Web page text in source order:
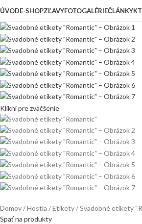
ÚVODE-SHOPZĽAVYFOTOGALÉRIEČLÁNKY
Klikni pre zväčšenie
Domov Hostia Etikety
Svadobné etikety
Späť na produkty